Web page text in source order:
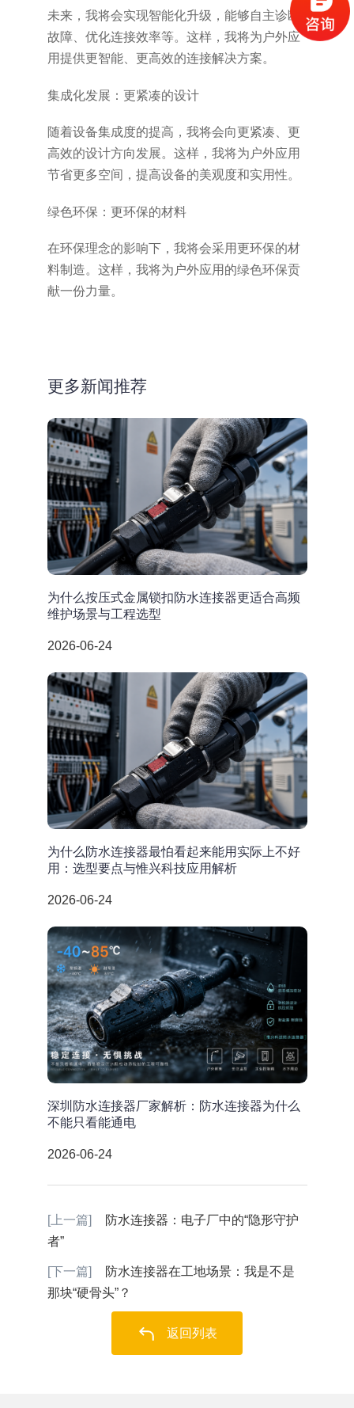
未来，我将会实现智能化升级，能够自主诊断
故障、优化连接效率等。这样，我将为户外应
用提供更智能、更高效的连接解决方案。
集成化发展：更紧凑的设计
随着设备集成度的提高，我将会向更紧凑、更
高效的设计方向发展。这样，我将为户外应用
节省更多空间，提高设备的美观度和实用性。
绿色环保：更环保的材料
在环保理念的影响下，我将会采用更环保的材
料制造。这样，我将为户外应用的绿色环保贡
献一份力量。
更多新闻推荐
为什么按压式金属锁扣防水连接器更适合高频
维护场景与工程选型
2026-06-24
为什么防水连接器最怕看起来能用实际上不好
用：选型要点与惟兴科技应用解析
2026-06-24
深圳防水连接器厂家解析：防水连接器为什么
不能只看能通电
2026-06-24
[上一篇]
防水连接器：电子厂中的“隐形守护
者”
[下一篇]
防水连接器在工地场景：我是不是
那块“硬骨头”？
返回列表